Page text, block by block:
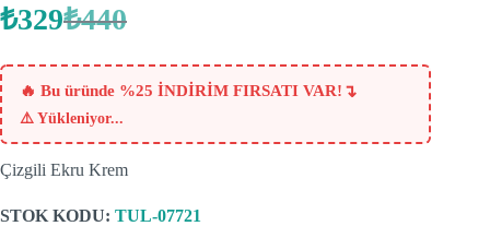
₺440
Orijinal
₺440.
₺329Şu
fiyat:
₺329.
🔥 Bu üründe %25 İNDİRİM FIRSATI VAR! ↴
⚠️ Yükleniyor...
Çizgili Ekru Krem
STOK KODU: TUL-07721